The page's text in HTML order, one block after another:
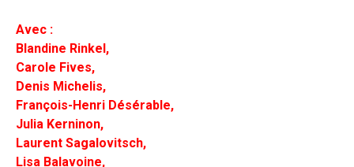
Avec :
Blandine Rinkel,
Carole Fives,
Denis Michelis,
François-Henri Désérable,
Julia Kerninon,
Laurent Sagalovitsch,
Lisa Balavoine,